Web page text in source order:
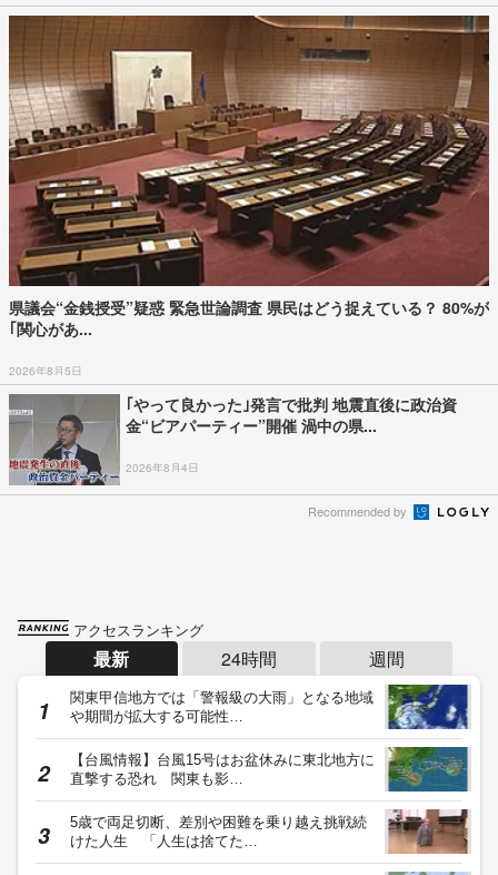
県議会“金銭授受”疑惑 緊急世論調査 県民はどう捉えている？ 80%が
｢関心があ...
2026年8月5日
｢やって良かった｣発言で批判 地震直後に政治資
金“ビアパーティー”開催 渦中の県...
2026年8月4日
Recommended by
アクセスランキング
最新 24時間 週間
関東甲信地方では「警報級の大雨」となる地域
や期間が拡大する可能性…
【台風情報】台風15号はお盆休みに東北地方に
直撃する恐れ 関東も影…
5歳で両足切断、差別や困難を乗り越え挑戦続
けた人生 「人生は捨てた…